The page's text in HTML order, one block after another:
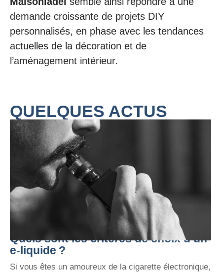
demande croissante de projets DIY
personnalisés, en phase avec les tendances
actuelles de la décoration et de
l’aménagement intérieur.
QUELQUES ACTUS
Quels sont les critères de choix d’un
e-liquide ?
Si vous êtes un amoureux de la cigarette électronique,